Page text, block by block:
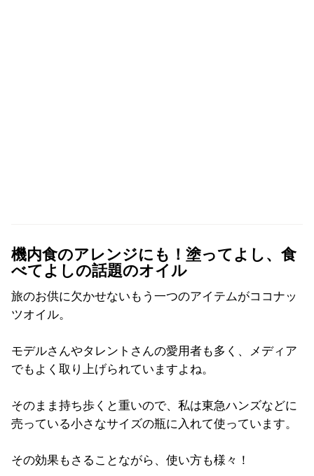
機内食のアレンジにも！塗ってよし、食
べてよしの話題のオイル
旅のお供に欠かせないもう一つのアイテムがココナッ
ツオイル。
モデルさんやタレントさんの愛用者も多く、メディア
でもよく取り上げられていますよね。
そのまま持ち歩くと重いので、私は東急ハンズなどに
売っている小さなサイズの瓶に入れて使っています。
その効果もさることながら、使い方も様々！